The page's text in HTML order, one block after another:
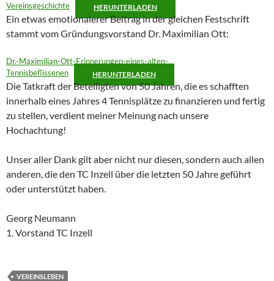
Vereinsgeschichte
HERUNTERLADEN
Ein etwas emotionalerer Beitrag in der gleichen Festschrift
stammt vom Gründungsvorstand Dr. Maximilian Ott:
Dr.-Maximilian-Ott-Erinnerungen-eines-alten-
Tennisbeflissenen
HERUNTERLADEN
Die Tatkraft der Beteiligten von 50 Jahren, die es schafften
innerhalb eines Jahres 4 Tennisplätze zu finanzieren und fertig
zu stellen, verdient meiner Meinung nach unsere
Hochachtung!
Unser aller Dank gilt aber nicht nur diesen, sondern auch allen
anderen, die den TC Inzell über die letzten 50 Jahre geführt
oder unterstützt haben.
Georg Neumann
1. Vorstand TC Inzell
VEREINSLEBEN